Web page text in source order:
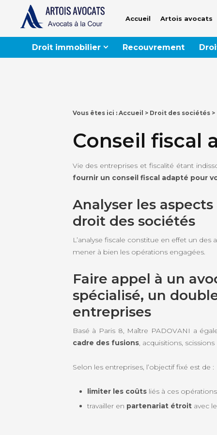
Accueil Artois avocats
Droit immobilier Recouvrement
Vous êtes ici : Accueil > Droit des sociétés>
Conseil fiscal
Vie des entreprises et fiscalité étant
fournir un conseil fiscal adapté pour
Analyser les
droit des sociétés
L’analyse fiscale constitue en effet un
mener à bien les opérations engagées.
Faire appel à un
spécialisé, un
entreprises
Basé à Paris 8, Maître PADOVANI a
cadre des fusions, acquisitions,
Selon les entreprises, l’objectif fixé est de :
limiter les coûtsliés à ces
travailler en partenariat étroitavec